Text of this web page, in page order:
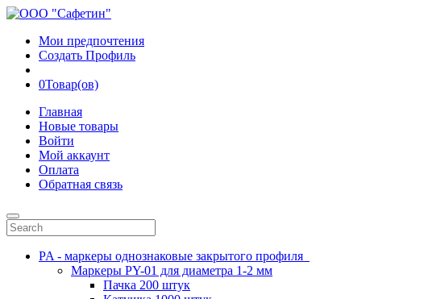
Мои предпочтения
Создать Профиль
0Товар(ов)
Главная
Новые товары
Войти
Мой аккаунт
Оплата
Обратная связь
PA - маркеры однознаковые закрытого профиля
Маркеры PY-01 для диаметра 1-2 мм
Пачка 200 штук